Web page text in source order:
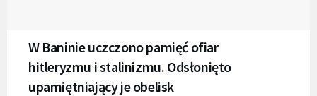
W Baninie uczczono pamięć ofiar
hitleryzmu i stalinizmu. Odsłonięto
upamiętniający je obelisk